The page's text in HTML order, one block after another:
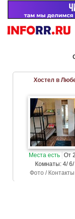
Хостел в
Места есть От
Комнаты: 4/
Фото /